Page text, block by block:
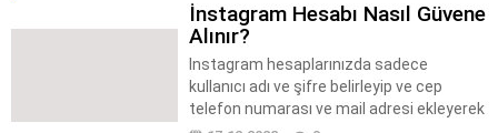
İnstagram Hesabı Nasıl Güvene
Alınır?
Instagram hesaplarınızda sadece
kullanıcı adı ve şifre belirleyip ve cep
telefon numarası ve mail adresi ekleyerek